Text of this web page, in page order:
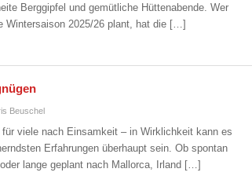
Berggipfel und gemütliche Hüttenabende. Wer
Wintersaison 2025/26 plant, hat die […]
Beuschel
viele nach Einsamkeit – in Wirklichkeit kann es
Erfahrungen überhaupt sein. Ob spontan
lange geplant nach Mallorca, Irland […]